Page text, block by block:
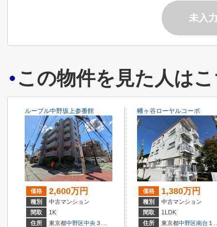
未入
この物件を見た人は
ルーブル中野坂上参番館
価格 2,600万円
種別
中古マンション
間取
1K
住所
東京都中野区中央 ３丁目
幡ヶ谷ローヤルコーポ
価格 1,380万円
種別
中古マンション
間取
1LDK
住所
東京都中野区南台 １丁目